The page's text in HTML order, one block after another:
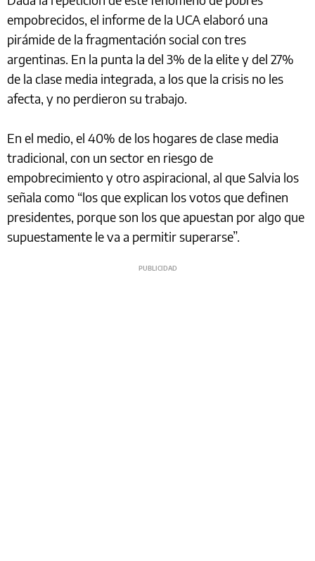
empobrecidos, el informe de la UCA elaboró una
pirámide de la fragmentación social con tres
argentinas. En la punta la del 3% de la elite y del 27%
de la clase media integrada, a los que la crisis no les
afecta, y no perdieron su trabajo.
En el medio, el 40% de los hogares de clase media
tradicional, con un sector en riesgo de
empobrecimiento y otro aspiracional, al que Salvia los
señala como “los que explican los votos que definen
presidentes, porque son los que apuestan por algo que
supuestamente le va a permitir superarse”.